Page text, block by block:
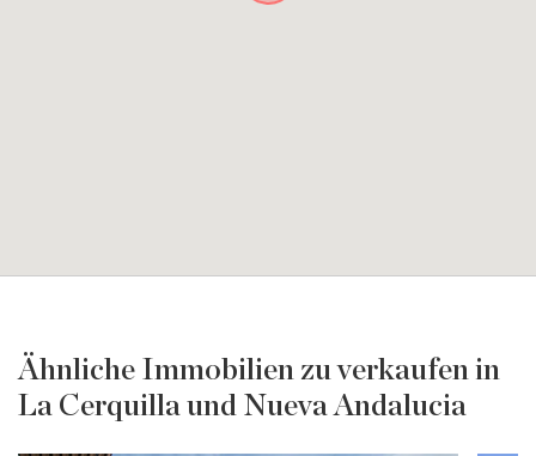
Ähnliche Immobilien zu verkaufen in
La Cerquilla und Nueva Andalucia